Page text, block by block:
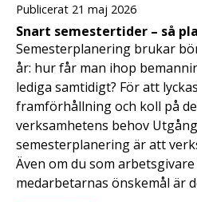
Publicerat 21 maj 2026
Snart semestertider – så
Semesterplanering brukar
år: hur får man ihop
lediga samtidigt? För att
framförhållning och koll på
verksamhetens behov
semesterplanering är att
Även om du som
medarbetarnas önskemål är